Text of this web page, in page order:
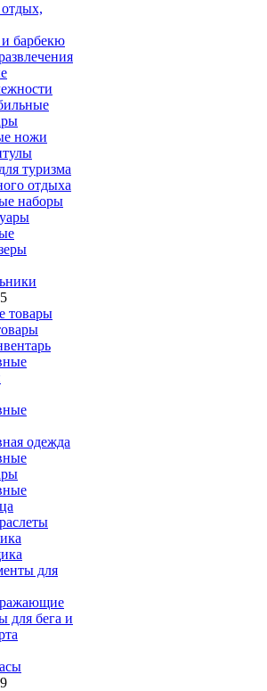
барбекю
ножи
туризма
отдыха
наборы
одежда
для
для бега и